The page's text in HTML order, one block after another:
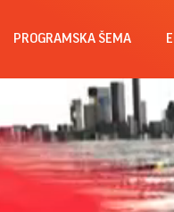
PROGRAMSKA ŠEMA